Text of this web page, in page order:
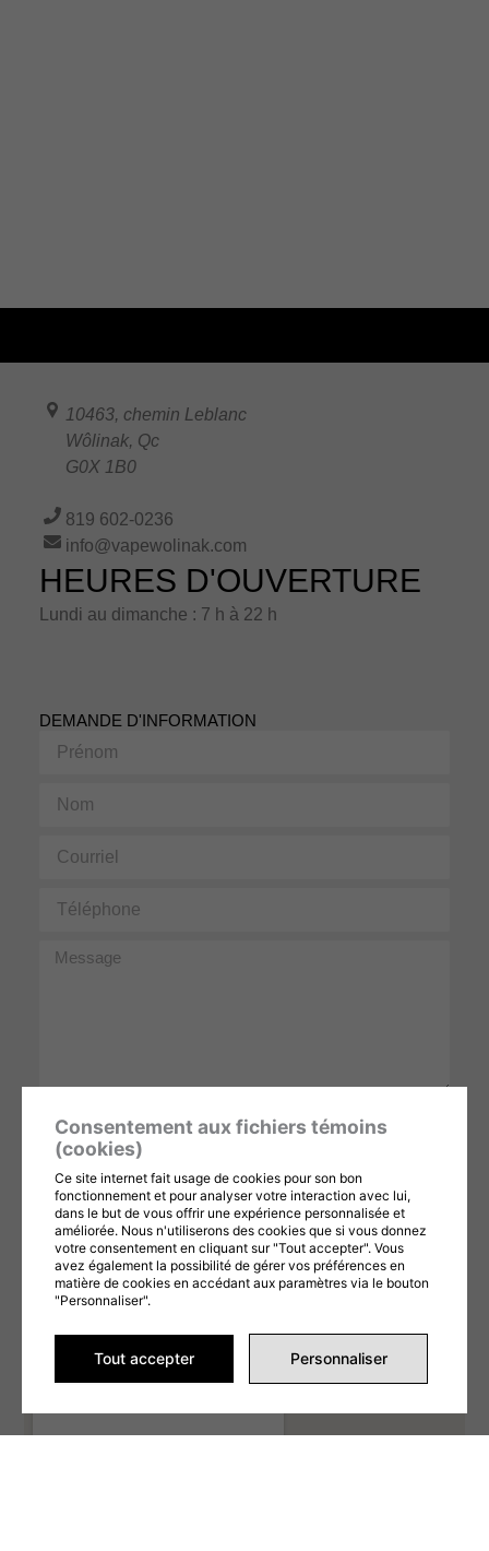
10463, chemin Leblanc
Wôlinak, Qc
G0X 1B0
819 602-0236
info@vapewolinak.com
HEURES D'OUVERTURE
Lundi au dimanche : 7 h à 22 h
DEMANDE D'INFORMATION
Prénom
Téléphone
Message
ENVOYER LA DEMANDE
Ce formulaire est protégé par reCAPTCHA et les
Politiques de confidentialitéetConditions d'utilisation
de Google s'appliquent. En remplissant ce formulaire,
vous consentez à partager vos informations
conformément à nosConditions d'utilisationet
politique de confidentialité .
Consentement aux fichiers témoins
(cookies)
Ce site internet fait usage de cookies pour son bon
fonctionnement et pour analyser votre interaction avec lui,
dans le but de vous offrir une expérience personnalisée et
améliorée. Nous n'utiliserons des cookies que si vous donnez
votre consentement en cliquant sur "Tout accepter". Vous
avez également la possibilité de gérer vos préférences en
matière de cookies en accédant aux paramètres via le bouton
"Personnaliser".
Tout accepter Personnaliser